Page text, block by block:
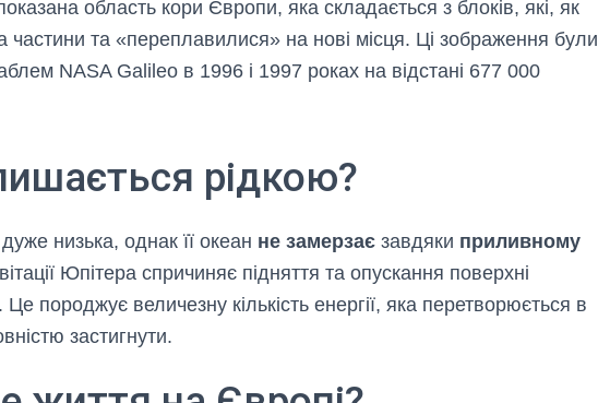
область кори Європи, яка складається з блоків, які, як
та «переплавилися» на нові місця. Ці зображення були
NASA Galileo в 1996 і 1997 роках на відстані 677 000
рідкою?
низька, однак її океан не замерзає завдяки приливному
Юпітера спричиняє підняття та опускання поверхні
. Це породжує величезну кількість енергії, яка перетворюється в
застигнути.